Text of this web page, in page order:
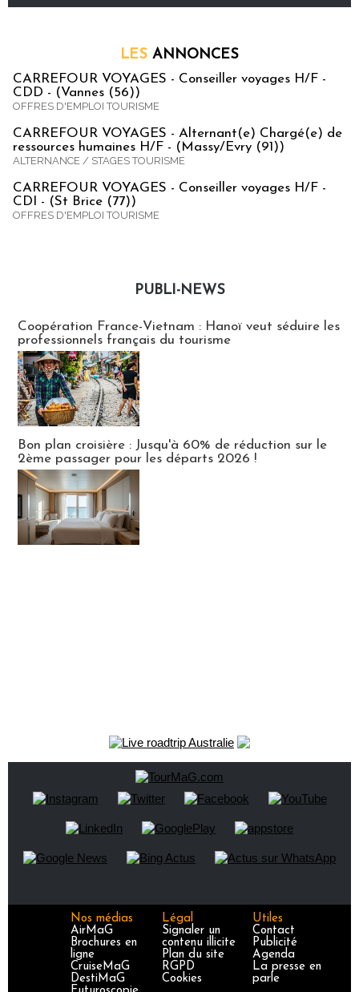
LES ANNONCES
CARREFOUR VOYAGES - Conseiller voyages H/F -
CDD - (Vannes (56))
OFFRES D'EMPLOI TOURISME
CARREFOUR VOYAGES - Alternant(e) Chargé(e) de
ressources humaines H/F - (Massy/Evry (91))
ALTERNANCE / STAGES TOURISME
CARREFOUR VOYAGES - Conseiller voyages H/F -
CDI - (St Brice (77))
OFFRES D'EMPLOI TOURISME
PUBLI-NEWS
Coopération France-Vietnam : Hanoï veut séduire les
professionnels français du tourisme
Bon plan croisière : Jusqu'à 60% de réduction sur le
2ème passager pour les départs 2026 !
Nos médias
AirMaG
Brochures en
ligne
CruiseMaG
DestiMaG
Légal
Signaler un
contenu illicite
Plan du site
RGPD
Cookies
Utiles
Contact
Publicité
Agenda
La presse en
parle